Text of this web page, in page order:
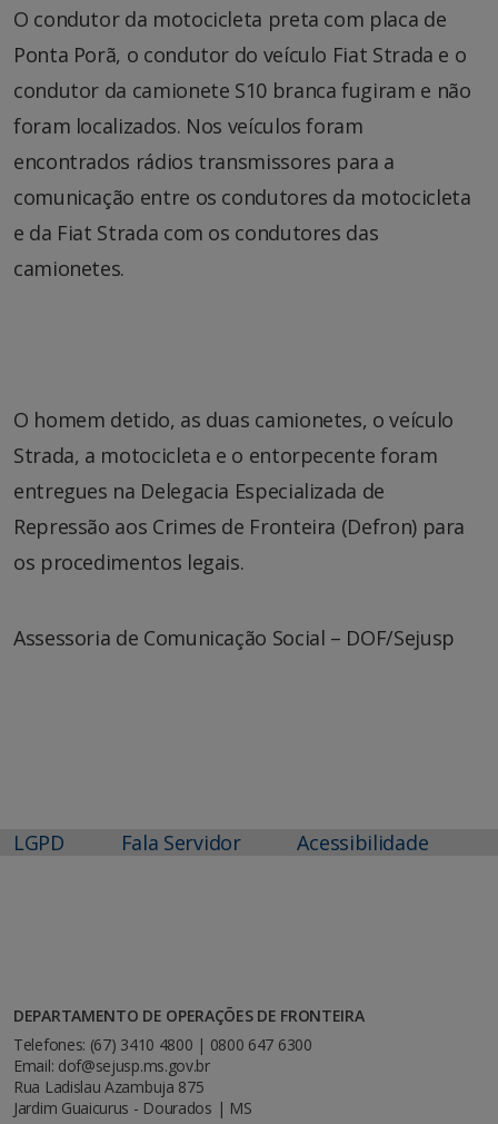
O condutor da motocicleta preta com placa de
Ponta Porã, o condutor do veículo Fiat Strada e o
condutor da camionete S10 branca fugiram e não
foram localizados. Nos veículos foram
encontrados rádios transmissores para a
comunicação entre os condutores da motocicleta
e da Fiat Strada com os condutores das
camionetes.
O homem detido, as duas camionetes, o veículo
Strada, a motocicleta e o entorpecente foram
entregues na Delegacia Especializada de
Repressão aos Crimes de Fronteira (Defron) para
os procedimentos legais.
Assessoria de Comunicação Social – DOF/Sejusp
LGPD Fala Servidor Acessibilidade
DEPARTAMENTO DE OPERAÇÕES DE FRONTEIRA
Telefones: (67) 3410 4800 | 0800 647 6300
Email: dof@sejusp.ms.gov.br
Rua Ladislau Azambuja 875
Jardim Guaicurus - Dourados | MS